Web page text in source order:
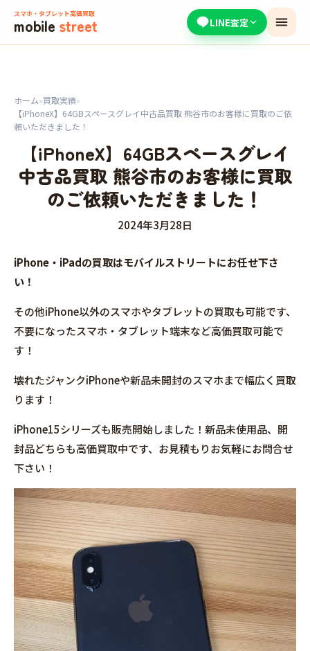
スマホ・タブレット高価買取
mobile street LINE査定
ホーム»買取実績»
【iPhoneX】64GBスペースグレイ中古品買取 熊谷市のお客様に買取のご依
頼いただきました！
【iPhoneX】64GBスペースグレイ
中古品買取 熊谷市のお客様に買取
のご依頼いただきました！
2024年3月28日
iPhone・iPadの買取はモバイルストリートにお任せ下さ
い！
その他iPhone以外のスマホやタブレットの買取も可能です、
不要になったスマホ・タブレット端末など高価買取可能で
す！
壊れたジャンクiPhoneや新品未開封のスマホまで幅広く買取
ります！
iPhone15シリーズも販売開始しました！新品未使用品、開
封品どちらも高価買取中です、お見積もりお気軽にお問合せ
下さい！